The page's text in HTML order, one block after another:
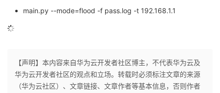
main.py --mode=flood -f pass.log -t 192.168.1.1
【声明】本内容来自华为云开发者社区博主，不代表华为云及
华为云开发者社区的观点和立场。转载时必须标注文章的来源
（华为云社区）、文章链接、文章作者等基本信息，否则作者